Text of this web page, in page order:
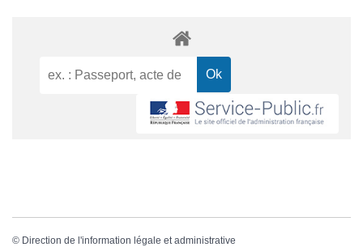
© Direction de l'information légale et administrative